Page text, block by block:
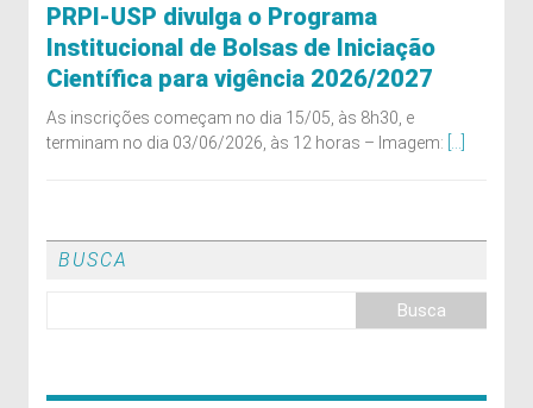
PRPI-USP divulga o Programa
Institucional de Bolsas de Iniciação
Científica para vigência 2026/2027
As inscrições começam no dia 15/05, às 8h30, e
terminam no dia 03/06/2026, às 12 horas – Imagem:
BUSCA